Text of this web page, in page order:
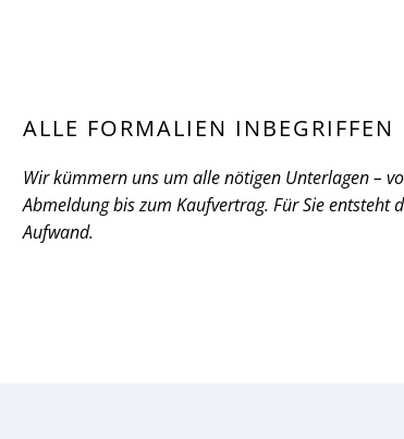
ALLE FORMALIEN INBEGRIFFEN
Wir kümmern uns um alle nötigen Unterlagen –
Abmeldung bis zum Kaufvertrag. Für Sie entsteht
Aufwand.